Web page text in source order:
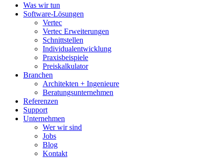
Was wir tun
Software-Lösungen
Vertec
Vertec Erweiterungen
Schnittstellen
Individualentwicklung
Praxisbeispiele
Preiskalkulator
Branchen
Architekten + Ingenieure
Beratungsunternehmen
Referenzen
Support
Unternehmen
Wer wir sind
Jobs
Blog
Kontakt